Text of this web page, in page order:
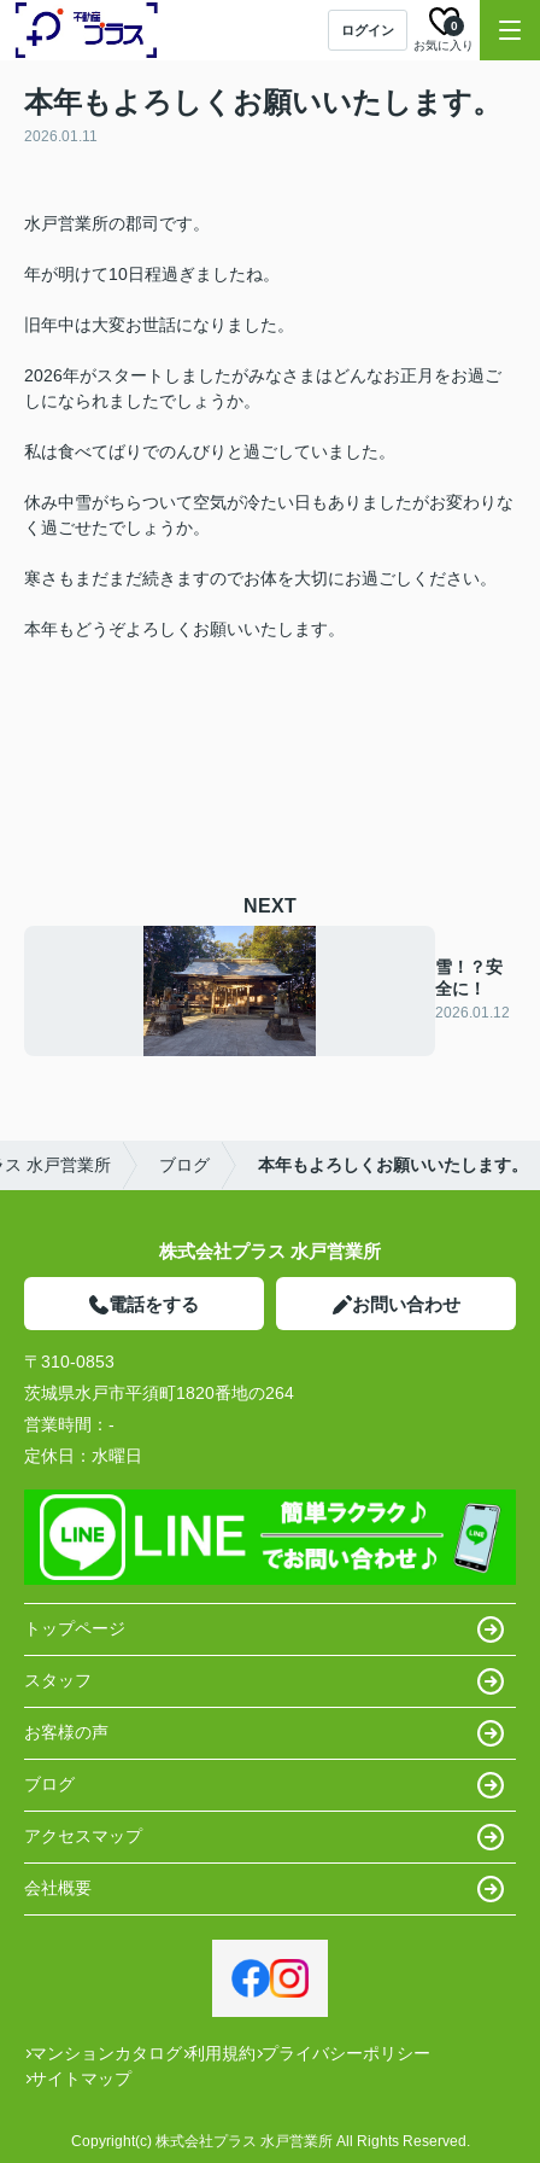
ログイン
お気に入り
0
本年もよろしくお願いいたします。
2026.01.11
水戸営業所の郡司です。
年が明けて10日程過ぎましたね。
旧年中は大変お世話になりました。
2026年がスタートしましたがみなさまはどんなお正月をお過ご
しになられましたでしょうか。
私は食べてばりでのんびりと過ごしていました。
休み中雪がちらついて空気が冷たい日もありましたがお変わりな
く過ごせたでしょうか。
寒さもまだまだ続きますのでお体を大切にお過ごしください。
本年もどうぞよろしくお願いいたします。
NEXT
雪！？安
全に！
2026.01.12
水戸営業所 ブログ 本年もよろしくお願いいたします。
株式会社プラス 水戸営業所
電話をする お問い合わせ
〒310-0853
茨城県水戸市平須町1820番地の264
営業時間： -
定休日： 水曜日
トップページ
スタッフ
お客様の声
ブログ
アクセスマップ
会社概要
マンションカタログ 利用規約 プライバシーポリシー
サイトマップ
Copyright(c) 株式会社プラス 水戸営業所 All Rights Reserved.